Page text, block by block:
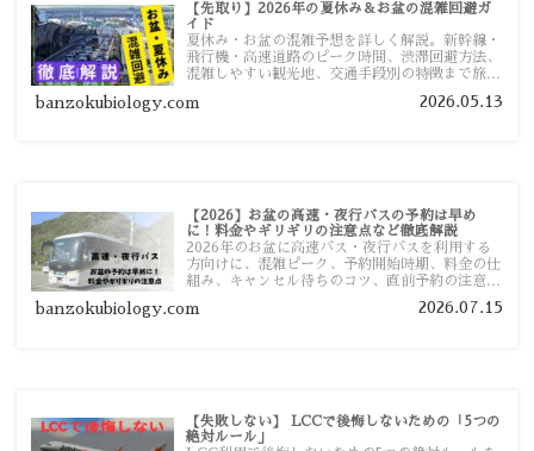
【先取り】2026年の夏休み＆お盆の混雑回避ガ
イド
夏休み・お盆の混雑予想を詳しく解説。新幹線・
飛行機・高速道路のピーク時間、渋滞回避方法、
混雑しやすい観光地、交通手段別の特徴まで旅行
banzokubiology.com 2026.05.13
【2026】お盆の高速・夜行バスの予約は早め
に！料金やギリギリの注意点など徹底解説
2026年のお盆に高速バス・夜行バスを利用する
方向けに、混雑ピーク、予約開始時期、料金の仕
組み、キャンセル待ちのコツ、直前予約の注意点
banzokubiology.com 2026.07.15
【失敗しない】 LCCで後悔しないための「5つの
絶対ルール」